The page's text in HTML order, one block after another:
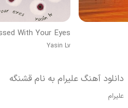
With Your Eyes
Yasin Lv
دانلود آهنگ علیرام به نام قشنگه
علیرام